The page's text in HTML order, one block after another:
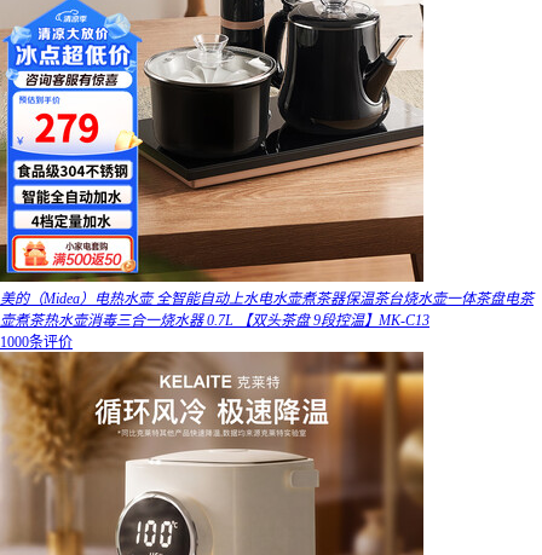
美的（Midea）电热水壶 全智能自动上水电水壶煮茶器保温茶台烧水壶一体茶盘电茶
壶煮茶热水壶消毒三合一烧水器 0.7L 【双头茶盘 9段控温】MK-C13
1000条评价